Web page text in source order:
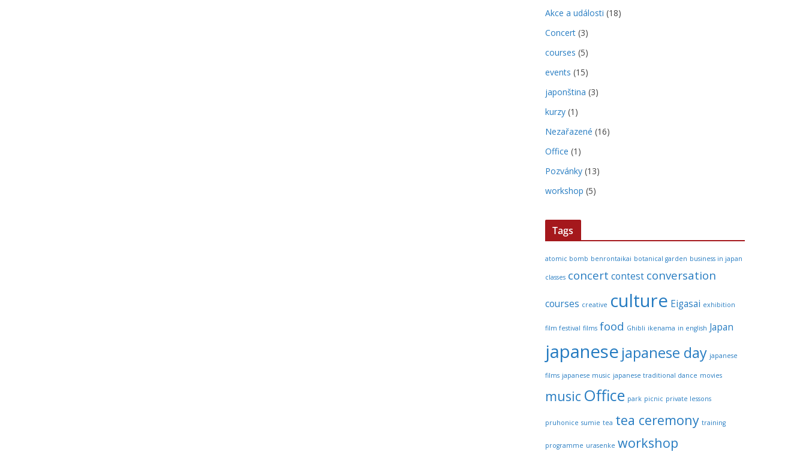
Akce a události (18)
Concert (3)
courses (5)
events (15)
japonština (3)
kurzy (1)
Nezařazené (16)
Office (1)
Pozvánky (13)
workshop (5)
Tags
atomic bomb benrontaikai botanical garden business in japan
classes concert contest conversation
courses creative culture Eigasai exhibition
film festival films food Ghibli ikenama in english Japan
japanese japanese day japanese
films japanese music japanese traditional dance movies
music Office park picnic private lessons
pruhonice sumie tea tea ceremony training
programme urasenke workshop